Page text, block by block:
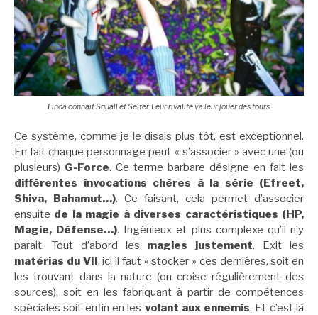
Linoa connait Squall et Seifer. Leur rivalité va leur jouer des tours.
Ce système, comme je le disais plus tôt, est exceptionnel.
En fait chaque personnage peut « s’associer » avec une (ou
plusieurs) G-Force. Ce terme barbare désigne en fait les
différentes invocations chères à la série (Efreet,
Shiva, Bahamut…). Ce faisant, cela permet d’associer
ensuite de la magie à diverses caractéristiques (HP,
Magie, Défense…). Ingénieux et plus complexe qu’il n’y
parait. Tout d’abord les magies justement. Exit les
matérias du VII, ici il faut « stocker » ces dernières, soit en
les trouvant dans la nature (on croise régulièrement des
sources), soit en les fabriquant à partir de compétences
spéciales soit enfin en les volant aux ennemis. Et c’est là